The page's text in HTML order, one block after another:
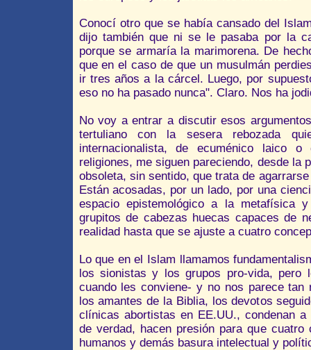
Conocí otro que se había cansado del
dijo también que ni se le pasaba por la
porque se armaría la marimorena. De
que en el caso de que un musulmán
ir tres años a la cárcel. Luego, por
eso no ha pasado nunca". Claro. Nos ha
No voy a entrar a discutir esos
tertuliano con la sesera rebozada
internacionalista, de ecuménico laico
religiones, me siguen pareciendo, desde la
obsoleta, sin sentido, que trata de
Están acosadas, por un lado, por una
espacio epistemológico a la
grupitos de cabezas huecas capaces de
realidad hasta que se ajuste a cuatro
Lo que en el Islam llamamos
los sionistas y los grupos pro-vida, pero
cuando les conviene- y no nos parece
los amantes de la Biblia, los devotos
clínicas abortistas en EE.UU., condenan
de verdad, hacen presión para que
humanos y demás basura intelectual y